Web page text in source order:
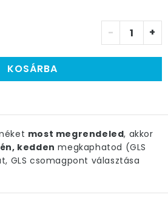
- +
KOSÁRBA
most megrendeled, akkor
kedden megkaphatod (GLS
GLS csomagpont választása